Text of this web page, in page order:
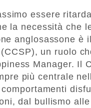
essere
la necessità che
anglosassone è
un ruolo
Manager. Il
più centrale
dal bullismo alle